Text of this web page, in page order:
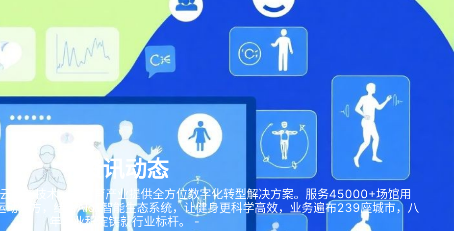
资讯动态
智能技术，为体育产业提供全方位数字化转型解决方案。服务45000+场馆用
动处方，结合AIoT智能生态系统，让健身更科学高效，业务遍布239座城市，八
年专业积淀铸就行业标杆。 -